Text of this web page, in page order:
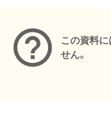
この資料
せん。